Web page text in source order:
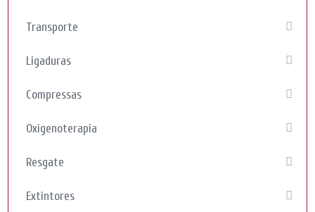
Transporte
Ligaduras
Compressas
Oxigenoterapia
Resgate
Extintores